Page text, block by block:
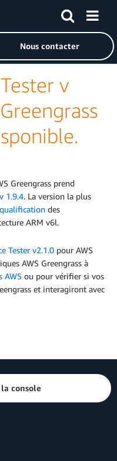
d'accueil d'Amazon Web
Nous contacter
v
Greengrass prend
1.9.4. La version la plus
qualification des
ARM v6l.
Tester v2.1.0 pour AWS
AWS Greengrass à
AWS ou pour vérifier si vos
et interagiront avec
console